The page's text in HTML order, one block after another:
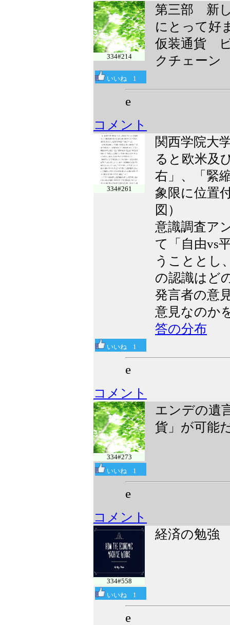
334#214
第三部 新
にとって好
仮装通貨
クチェー
いいね 1
e
コメント
334#261
関西学院大
ると欧米及
右」、「緊
象限に位置
図）
意識調査ア
て「自由vs
うこととし
の認識はど
発言者の意
意見なのか
答の分布
いいね 1
e
コメント
334#273
エンデの遺
貨」が可能
いいね 1
e
コメント
334#558
経済の勉強
いいね 1
e